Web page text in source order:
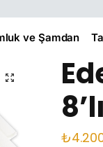
ve Şamdan
₺